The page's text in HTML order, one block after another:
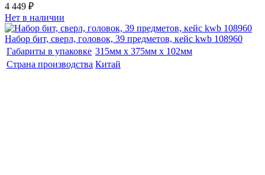
4 449 ₽
Нет в наличии
Набор бит, сверл, головок, 39 предметов, кейс kwb 108960
Габариты в упаковке 315мм x 375мм x 102мм
Страна производства Китай